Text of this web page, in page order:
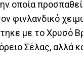
οποία
φινλανδικό
με το Χρυσό
Σέλας, αλλά